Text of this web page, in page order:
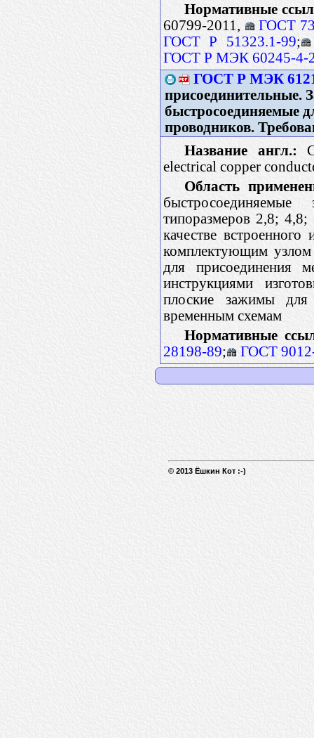
Нормативные
60799-2011,
ГОСТ
ГОСТ Р 51323.1-99;
ГОСТ Р МЭК 60245-4-
ГОСТ Р МЭК
присоединительные.
быстросоединяемые
проводников.
Название англ.:
electrical copper
Область
типоразмеров 2,8;
качестве
комплектующим узлом
для присоединения
инструкциями
плоские зажимы для
временным схемам
Нормативные
28198-89; ГОСТ
© 2013 Ёшкин Кот :-)